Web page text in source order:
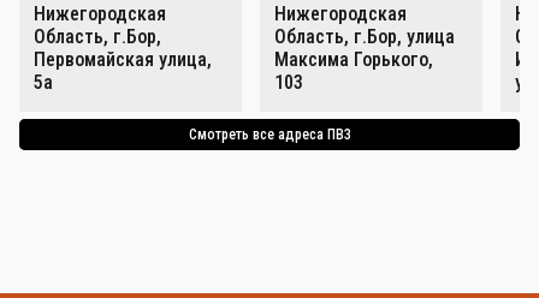
Нижегородская
Область, г.Бор,
Первомайская улица,
5а
Нижегородская
Область, г.Бор, улица
Максима Горького,
103
Смотреть все адреса ПВЗ